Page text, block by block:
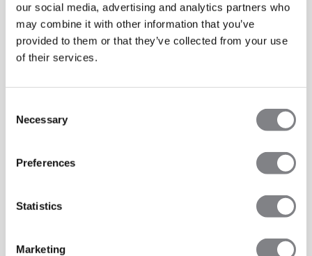
our social media, advertising and analytics partners who
may combine it with other information that you’ve
provided to them or that they’ve collected from your use
of their services.
Selection
Necessary
Preferences
Statistics
Marketing